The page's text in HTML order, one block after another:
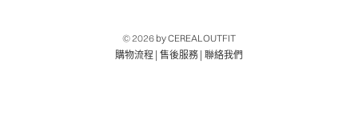
© 2026 by CEREALOUTFIT
購物流程 | 售後服務 | 聯絡我們